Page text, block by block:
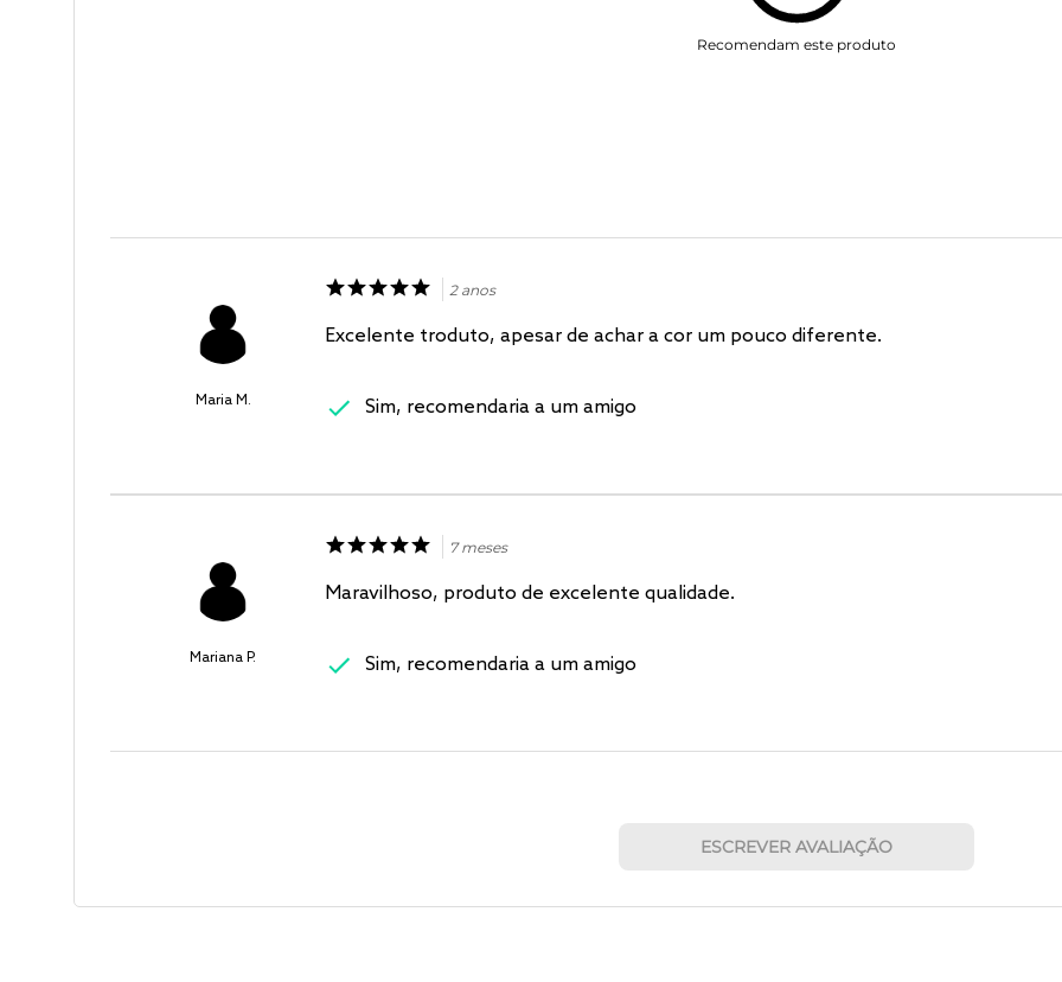
Recomendam este produto
Maria M.
2 anos
Excelente troduto, apesar de achar a cor um pouco diferente.
Sim, recomendaria a um amigo
Mariana P.
7 meses
Maravilhoso, produto de excelente qualidade.
Sim, recomendaria a um amigo
ESCREVER AVALIAÇÃO